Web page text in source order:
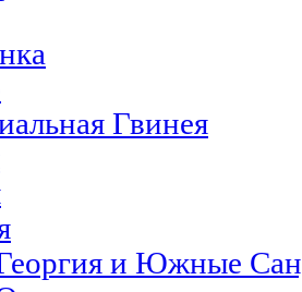
Гвинея
и Южные